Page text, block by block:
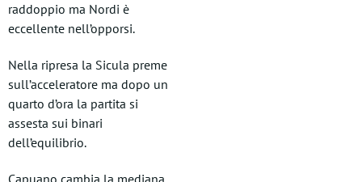
raddoppio ma Nordi è
eccellente nell’opporsi.
Nella ripresa la Sicula preme
sull’acceleratore ma dopo un
quarto d’ora la partita si
assesta sui binari
dell’equilibrio.
Capuano cambia la mediana